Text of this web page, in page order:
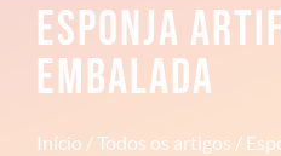
ESPONJA
EMBALADA
Início /Todos os artigos /